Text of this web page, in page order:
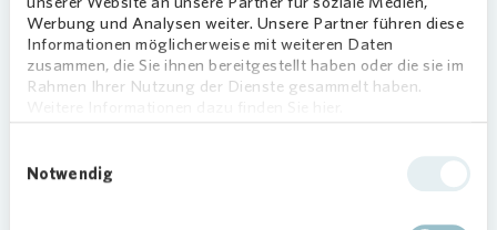
Werbung und Analysen weiter. Unsere Partner führen diese
Informationen möglicherweise mit weiteren Daten
zusammen, die Sie ihnen bereitgestellt haben oder die sie im
Rahmen Ihrer Nutzung der Dienste gesammelt haben.
Notwendig
2022. Während der Öffnungszeiten verbessert
ein Team von Kultivatoren die Erde und steht
neben dem Team der Galerie für Gespräche bereit.
In der Galerie gibt es weiterführende Filme des
Kooperationsprojekt mit der TU Dresden zu
Kunst und Bodenwissenschaften im Dialog und ist